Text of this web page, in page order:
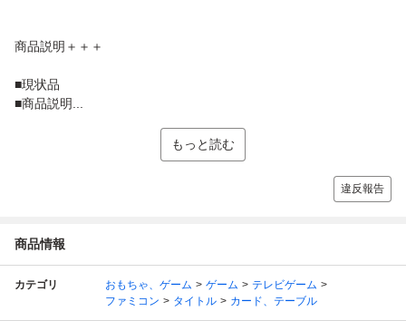
商品説明＋＋＋
■現状品
■商品説明...
もっと読む
違反報告
商品情報
カテゴリ おもちゃ、ゲーム ゲーム
テレビゲーム
ファミコン
タイトル カード、テーブル